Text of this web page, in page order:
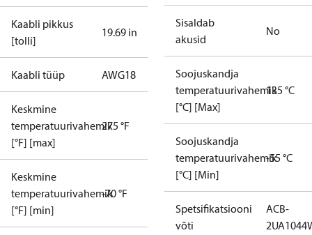
Kaabli pikkus
[tolli]
19.69 in
Kaabli tüüp AWG18
Keskmine
temperatuurivahemik
[°F] [max]
275 °F
Keskmine
temperatuurivahemik
[°F] [min]
-70 °F
Sisaldab
akusid
No
Soojuskandja
temperatuurivahemik
[°C] [Max]
135 °C
Soojuskandja
temperatuurivahemik
[°C] [Min]
-55 °C
Spetsifikatsiooni
võti
ACB-